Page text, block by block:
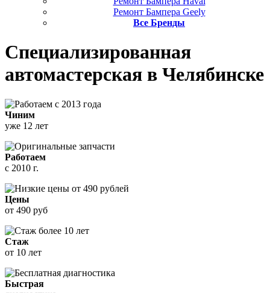
Ремонт Бампера Geely
Все Бренды
Специализированная
автомастерская в Челябинске
Чиним
уже 12 лет
Работаем
с 2010 г.
Цены
от 490 руб
Стаж
от 10 лет
Быстрая